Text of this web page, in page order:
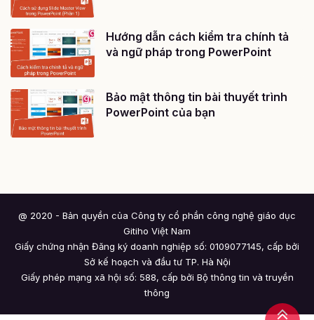
Hướng dẫn cách kiểm tra chính tả
và ngữ pháp trong PowerPoint
Bảo mật thông tin bài thuyết trình
PowerPoint của bạn
@ 2020 - Bản quyền của Công ty cổ phần công nghệ giáo dục
Gitiho Việt Nam
Giấy chứng nhận Đăng ký doanh nghiệp số: 0109077145, cấp bởi
Sở kế hoạch và đầu tư TP. Hà Nội
Giấy phép mạng xã hội số: 588, cấp bởi Bộ thông tin và truyền
thông